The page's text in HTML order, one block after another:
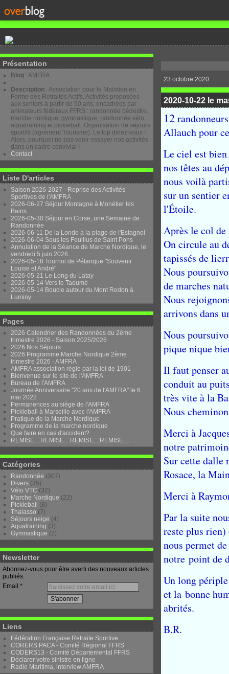
Présentation
Blog : AMFRA
Description : Association pour le Maintien en
Forme des Retraités Actifs. Activités proposées
aux seniors à partir de 50 ans, encadrées par
animateurs fédéraux FFRS : randonnée pédestre,
marche nordique, gymnastique, randonnée vélo,
aquatraining et pickleball. Organisation de séjours
sportifs (agrément Tourisme). Le top diriez-vous !
Alors, pourquoi ne pas venir essayer nos activités
dans un cadre convivial !
Contact
Liste D'articles
Saison 2026-2027 - Reprise des Activités
Sportives de l'AMFRA
2026-06-27 Séjour Montagne à Monétier les
Bains
2026-05-30 Séjour en Corse, une Semaine de
Randonnée
2026-06-11 De la Londe à la plage de l'Estagnol
2026-06-04 Sous les Feuillus de Saint Pons
Annulation de la Séance de Marche Nordique, le
vendredi 5 juin 2026.
2026-05-18 Tournoi de Pétanque "Souvenir
Louise et André"
2026-05-21 Le Long du Latay
2026-05-14 Vers le Taoumé
2026-05-14 Boucle autour du Mont Redon à
Luminy
Pages
2026 Calendrier des Randonnées du 2ème
trimestre 2026 - Saison 2025/2026
2026 Nos Séjours
2026 Programme Marche Nordique 2ème
trimestre 2026 - AMFRA
AMFRA association régie par la loi de 1901
Bienvenue sur le site de l'AMFRA
Bureau de l'AMFRA
Journée Anniversaire "20 ans de l'AMFRA" le 6
mai 2022
Permanences au siège de l'AMFRA
Pickleball à Marseille avec l'AMFRA
Pratique de la Marche Nordique
Programme de la marche nordique
Que faire en cas d'accident?
REMISE....REMISE....REMISE....REMISE....
Catégories
Randonnée (307)
Divers (35)
Vélo VTC (32)
Marche Nordique (22)
Pickleball
(8)
Thalasso (7)
Séjours neige (4)
Aquatraining (3)
Gymnastique (2)
Newsletter
Abonnez-vous pour être averti des nouveaux articles
publiés.
Email
Liens
Fédération Française Retraite Sportive
CORERS PACA - Comité Régional FFRS
CODERS13 - Comité Départemental FFRS
Déclarer votre sinistre en ligne
Radio Maritima, interview AMFRA
23 octobre 2020
2020-10-22 le
12
Allauch pour
Le ciel est
nos têtes au
nous voilà
sur un sentier
l'Étoile.
Après le col
On circule au
tapissés de
Nous
de marches
Nous
arrivons dans
Nous
pique nique
Il faut penser
conduit au
très vite à la
Nous
Merci à
notre
Sur cette dalle
Rosace, la
Merci à
Par la suite
reste plus rien)
nous permet
notre point de
Un long
et la bonne
abrités.
B.R.